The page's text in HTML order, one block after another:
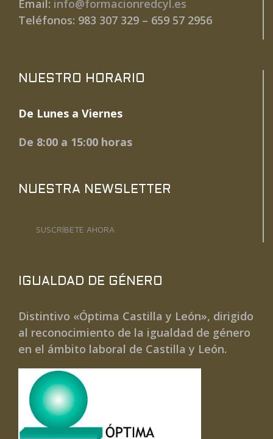
Email: info@formacionredcyl.es
Teléfonos: 983 307 329 – 659 57 2956
NUESTRO HORARIO
De Lunes a Viernes
De 8:00 a 15:00 horas
NUESTRA NEWSLETTER
SUSCRÍBETE AHORA
IGUALDAD DE GÉNERO
Distintivo «Óptima Castilla y León», dirigido
al reconocimiento de la igualdad de género
en el ámbito laboral de Castilla y León.